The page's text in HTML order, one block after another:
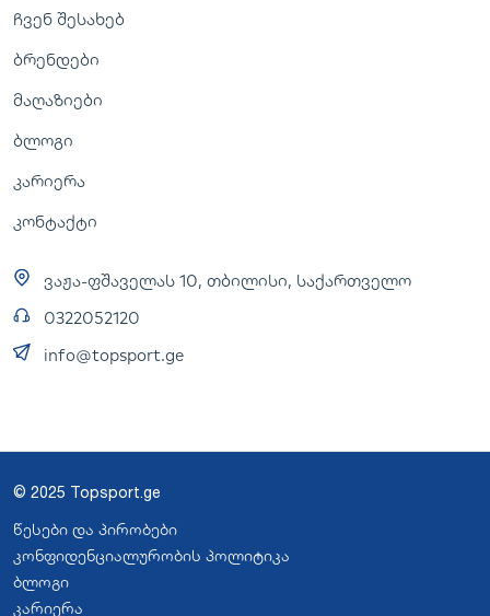
ჩვენ შესახებ
ბრენდები
მაღაზიები
ბლოგი
კარიერა
კონტაქტი
ვაჟა-ფშაველას 10, თბილისი, საქართველო
0322052120
info@topsport.ge
© 2025 Topsport.ge
წესები და პირობები
კონფიდენციალურობის პოლიტიკა
ბლოგი
კარიერა